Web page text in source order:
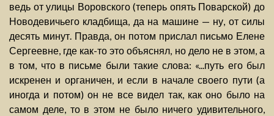
ведь от улицы Воровского (теперь опять Поварской) до
Новодевичьего кладбища, да на машине — ну, от силы
десять минут. Правда, он потом прислал письмо Елене
Сергеевне, где как-то это объяснял, но дело не в этом, а
в том, что в письме были такие слова: «...путь его был
искренен и органичен, и если в начале своего пути (а
иногда и потом) он не все видел так, как оно было на
самом деле, то в этом не было ничего удивительного,